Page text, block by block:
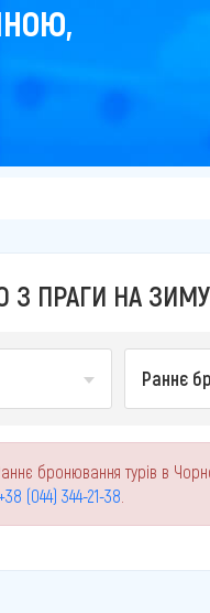
З ПРАГИ НА
Раннє
бронювання турів в
(044) 344-21-38